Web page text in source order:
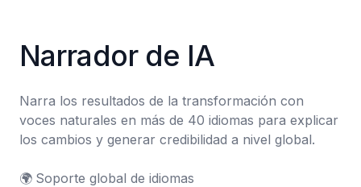
Narrador de IA
Narra los resultados de la transformación con
voces naturales en más de 40 idiomas para explicar
los cambios y generar credibilidad a nivel global.
🌍	Soporte global de idiomas